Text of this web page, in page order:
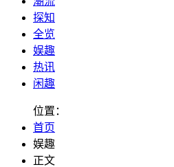
探知
全览
娱趣
热讯
闲趣
位置：
首页
娱趣
正文